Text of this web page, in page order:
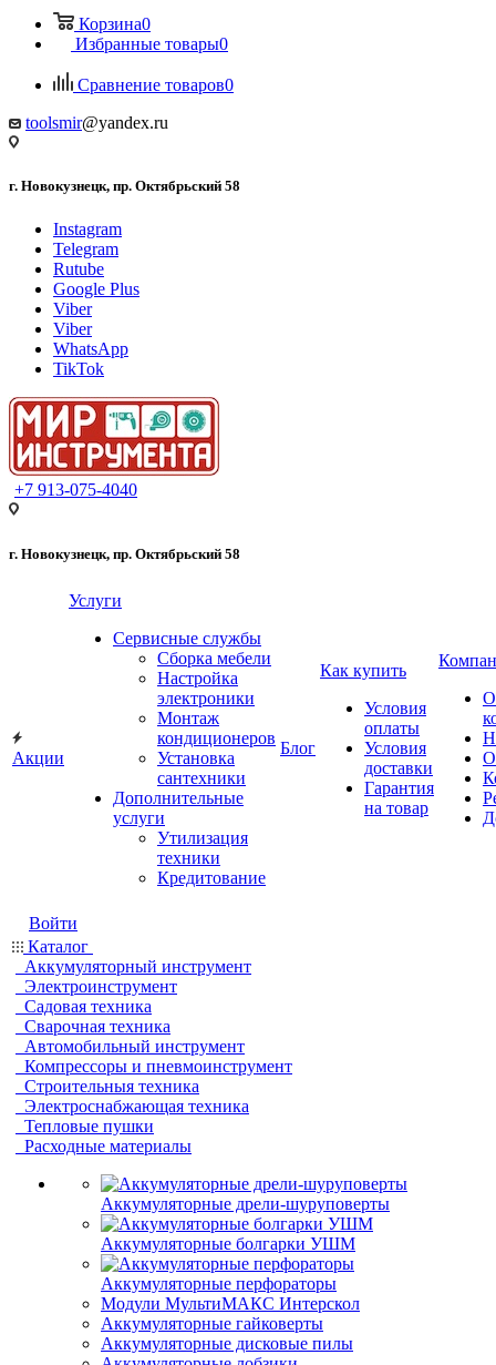
Корзина0
Избранные товары0
Сравнение товаров0
toolsmir@yandex.ru
г. Новокузнецк, пр. Октябрьский 58
Instagram
Telegram
Rutube
Google Plus
Viber
Viber
WhatsApp
TikTok
+7 913-075-4040
г. Новокузнецк, пр. Октябрьский 58
Акции
Услуги
Сервисные службы
Сборка мебели
Настройка
электроники
Монтаж
кондиционеров
Установка
сантехники
Дополнительные
услуги
Утилизация
техники
Кредитование
Блог
Как купить
Условия
оплаты
Условия
доставки
Гарантия
на товар
О
Войти
Каталог
Аккумуляторный инструмент
Электроинструмент
Садовая техника
Сварочная техника
Автомобильный инструмент
Компрессоры и пневмоинструмент
Строительныя техника
Электроснабжающая техника
Тепловые пушки
Расходные материалы
Аккумуляторные дрели-шуруповерты
Аккумуляторные болгарки УШМ
Аккумуляторные перфораторы
Модули МультиМАКС Интерскол
Аккумуляторные гайковерты
Аккумуляторные дисковые пилы